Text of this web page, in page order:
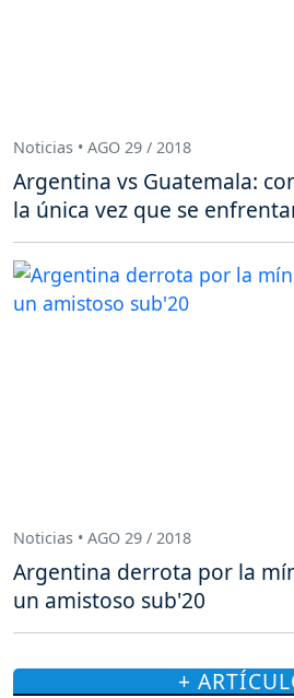
Noticias • AGO 29 / 2018
Argentina vs Guatemala:
la única vez que se
Noticias • AGO 29 / 2018
Argentina derrota por la
un amistoso sub'20
+